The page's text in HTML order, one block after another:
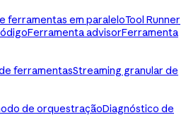
ferramentas em paraleloTool Runner
Ferramenta advisorFerramenta
ferramentasStreaming granular de
de orquestraçãoDiagnóstico de